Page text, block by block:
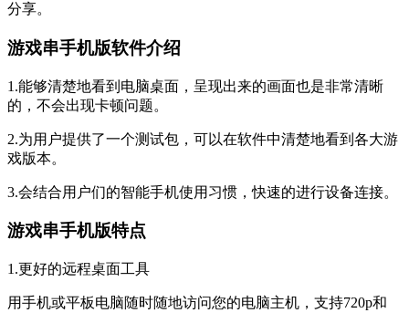
分享。
游戏串手机版软件介绍
1.能够清楚地看到电脑桌面，呈现出来的画面也是非常清晰
的，不会出现卡顿问题。
2.为用户提供了一个测试包，可以在软件中清楚地看到各大游
戏版本。
3.会结合用户们的智能手机使用习惯，快速的进行设备连接。
游戏串手机版特点
1.更好的远程桌面工具
用手机或平板电脑随时随地访问您的电脑主机，支持720p和